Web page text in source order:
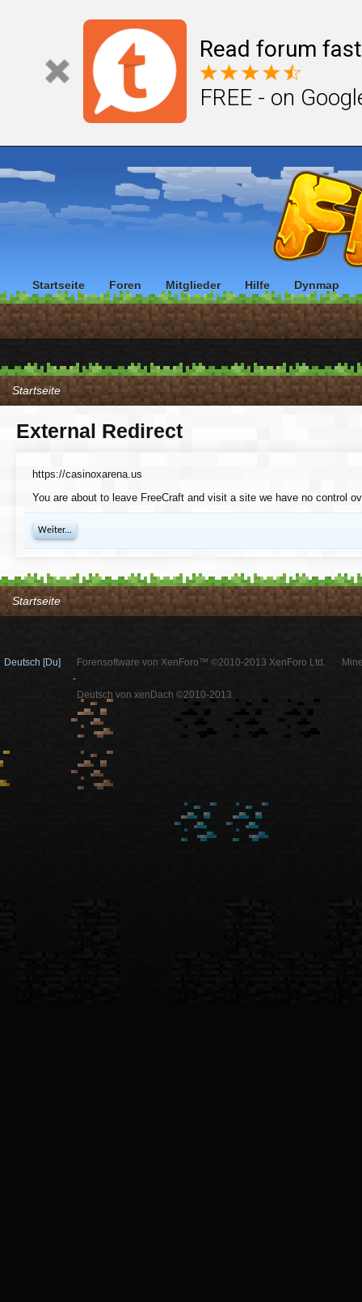
Read forum
FREE - on
Startseite
External Redirect
https://casinoxarena.us
You are about to leave FreeCraft and visit a site we have no control
Weiter...
Startseite
Startseite Foren Mitglieder Hilfe Dynmap
Deutsch [Du]
Forensoftware von XenForo™ ©2010-2013 XenForo Ltd.
-
Deutsch von xenDach ©2010-2013